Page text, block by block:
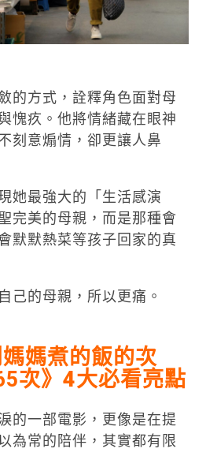
的方式，詮釋角色面對母
愧疚。他將情緒藏在眼神
刻意煽情，卻更讓人鼻
她最強大的「生活感演
完美的母親，而是那種會
默默熱菜等孩子回家的真
己的母親，所以更痛。
媽煮的飯的次
次》 4大必看亮點
的一部電影，更像是在提
為常的陪伴，其實都有限